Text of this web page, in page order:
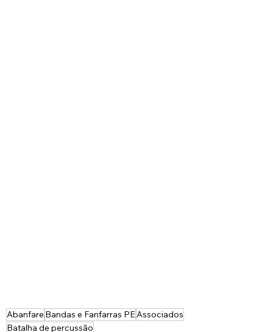
Abanfare Bandas e Fanfarras PEAssociados
Batalha de percussão